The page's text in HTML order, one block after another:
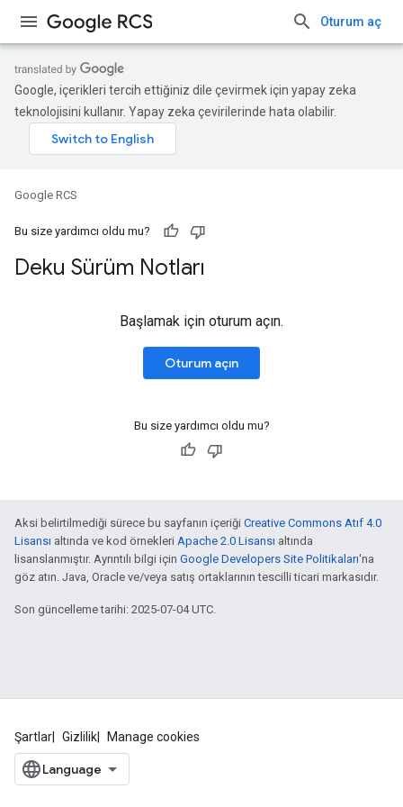
Oturum aç
Google, içerikleri tercih ettiğiniz dile çevirmek için yapay zeka
teknolojisini kullanır. Yapay zeka çevirilerinde hata olabilir.
Google RCS
Bu size yardımcı oldu mu?
Deku Sürüm Notları
Başlamak için oturum açın.
Oturum açın
Bu size yardımcı oldu mu?
Aksi belirtilmediği sürece bu sayfanın içeriği Creative Commons Atıf 4.0
Lisansı altında ve kod örnekleri Apache 2.0 Lisansı altında
lisanslanmıştır. Ayrıntılı bilgi için Google Developers Site Politikaları'na
göz atın. Java, Oracle ve/veya satış ortaklarının tescilli ticari markasıdır.
Son güncelleme tarihi: 2025-07-04 UTC.
Şartlar Gizlilik Manage cookies